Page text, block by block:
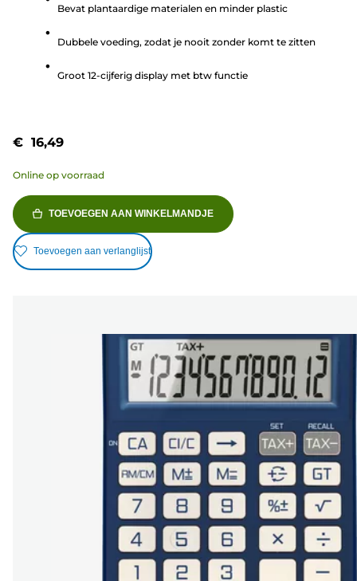
sterren.
Bevat plantaardige materialen en minder plastic
Dubbele voeding, zodat je nooit zonder komt te zitten
Groot 12-cijferig display met btw functie
€ 16,49
Online op voorraad
TOEVOEGEN AAN WINKELMANDJE
Toevoegen aan verlanglijst